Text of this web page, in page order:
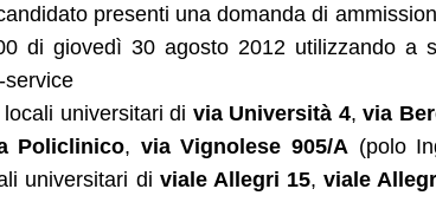
presenti una domanda di
di giovedì 30 agosto 2012 utilizzando a
service
locali universitari di via Università 4,via
Policlinico, via Vignolese 905/A (polo
universitari di viale Allegri 15,viale